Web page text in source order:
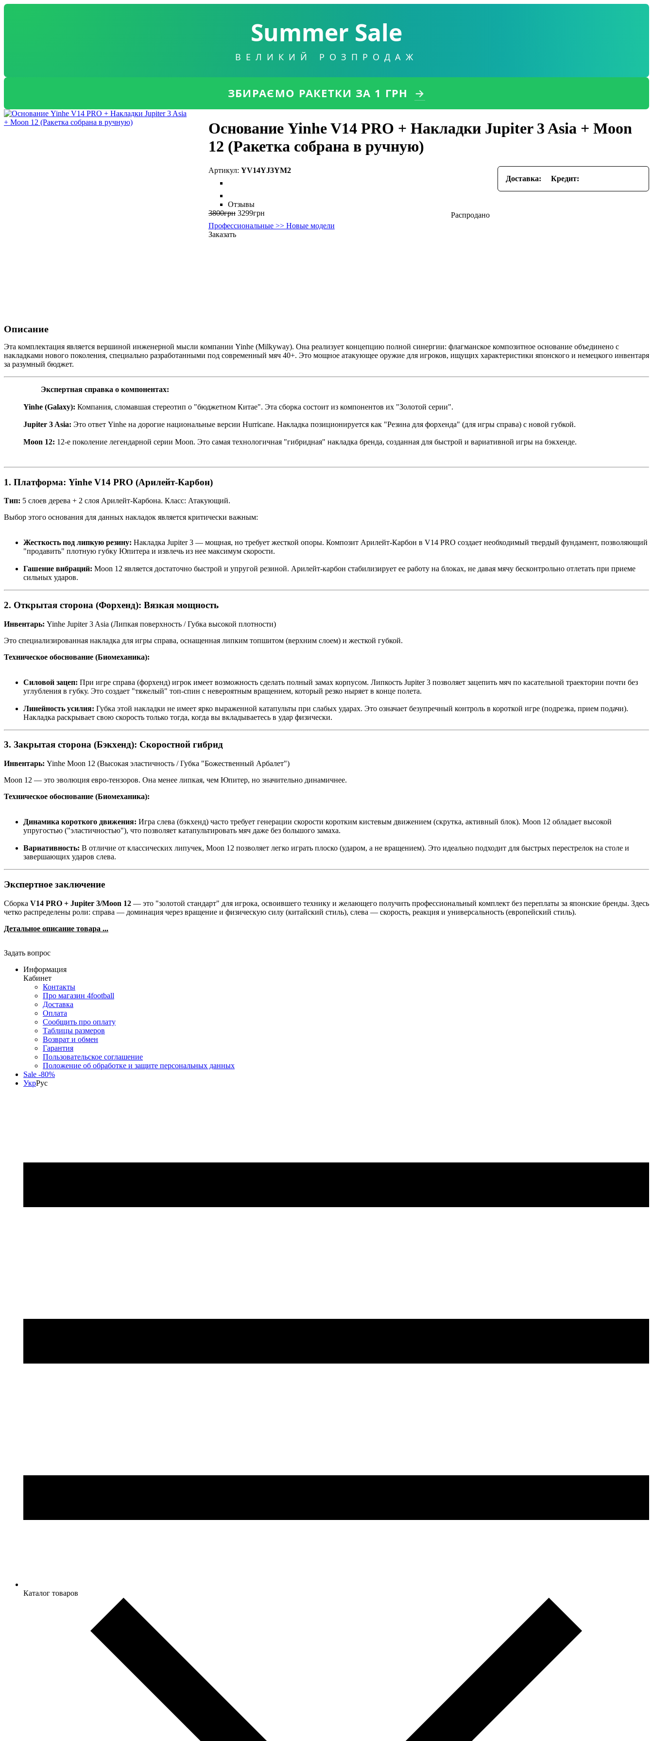
Summer Sale
ВЕЛИКИЙ РОЗПРОДАЖ
ЗБИРАЄМО РАКЕТКИ ЗА 1 ГРН →
Основание Yinhe V14 PRO + Накладки Jupiter 3 Asia + Moon
12 (Ракетка собрана в ручную)
YV14YJ3YM2
Отзывы
3800грн 3299грн
Профессиональные >> Новые модели
Заказать
Доставка: Кредит:
Описание
Эта комплектация является вершиной инженерной мысли компании Yinhe (Milkyway). Она реализует концепцию полной синергии: флагманское композитное основание объединено с
накладками нового поколения, специально разработанными под современный мяч 40+. Это мощное атакующее оружие для игроков, ищущих характеристики японского и немецкого инвентаря
за разумный бюджет.
Экспертная справка о компонентах:
Yinhe (Galaxy): Компания, сломавшая стереотип о "бюджетном Китае". Эта сборка состоит из компонентов их "Золотой серии".
Jupiter 3 Asia: Это ответ Yinhe на дорогие национальные версии Hurricane. Накладка позиционируется как "Резина для форхенда" (для игры справа) с новой губкой.
Moon 12: 12-е поколение легендарной серии Moon. Это самая технологичная "гибридная" накладка бренда, созданная для быстрой и вариативной игры на бэкхенде.
1. Платформа: Yinhe V14 PRO (Арилейт-Карбон)
Тип: 5 слоев дерева + 2 слоя Арилейт-Карбона. Класс: Атакующий.
Выбор этого основания для данных накладок является критически важным:
Жесткость под липкую резину: Накладка Jupiter 3 — мощная, но требует жесткой опоры. Композит Арилейт-Карбон в V14 PRO создает необходимый твердый фундамент, позволяющий
"продавить" плотную губку Юпитера и извлечь из нее максимум скорости.
Гашение вибраций: Moon 12 является достаточно быстрой и упругой резиной. Арилейт-карбон стабилизирует ее работу на блоках, не давая мячу бесконтрольно отлетать при приеме
сильных ударов.
2. Открытая сторона (Форхенд): Вязкая мощность
Инвентарь: Yinhe Jupiter 3 Asia (Липкая поверхность / Губка высокой плотности)
Это специализированная накладка для игры справа, оснащенная липким топшитом (верхним слоем) и жесткой губкой.
Техническое обоснование (Биомеханика):
Силовой зацеп: При игре справа (форхенд) игрок имеет возможность сделать полный замах корпусом. Липкость Jupiter 3 позволяет зацепить мяч по касательной траектории почти без
углубления в губку. Это создает "тяжелый" топ-спин с невероятным вращением, который резко ныряет в конце полета.
Линейность усилия: Губка этой накладки не имеет ярко выраженной катапульты при слабых ударах. Это означает безупречный контроль в короткой игре (подрезка, прием подачи).
Накладка раскрывает свою скорость только тогда, когда вы вкладываетесь в удар физически.
3. Закрытая сторона (Бэкхенд): Скоростной гибрид
Инвентарь: Yinhe Moon 12 (Высокая эластичность / Губка "Божественный Арбалет")
Moon 12 — это эволюция евро-тензоров. Она менее липкая, чем Юпитер, но значительно динамичнее.
Техническое обоснование (Биомеханика):
Динамика короткого движения: Игра слева (бэкхенд) часто требует генерации скорости коротким кистевым движением (скрутка, активный блок). Moon 12 обладает высокой
упругостью ("эластичностью"), что позволяет катапультировать мяч даже без большого замаха.
Вариативность: В отличие от классических липучек, Moon 12 позволяет легко играть плоско (ударом, а не вращением). Это идеально подходит для быстрых перестрелок на столе и
завершающих ударов слева.
Экспертное заключение
Сборка V14 PRO + Jupiter 3/Moon 12 — это "золотой стандарт" для игрока, освоившего технику и желающего получить профессиональный комплект без переплаты за японские бренды. Здесь
четко распределены роли: справа — доминация через вращение и физическую силу (китайский стиль), слева — скорость, реакция и универсальность (европейский стиль).
Детальное описание товара ...
Задать вопрос
Информация
Кабинет
Контакты
Про магазин 4football
Доставка
Оплата
Сообщить про оплату
Таблицы размеров
Возврат и обмен
Гарантия
Пользовательское соглашение
Положение об обработке и защите персональных данных
Sale -80%
УкрРус
Каталог товаров